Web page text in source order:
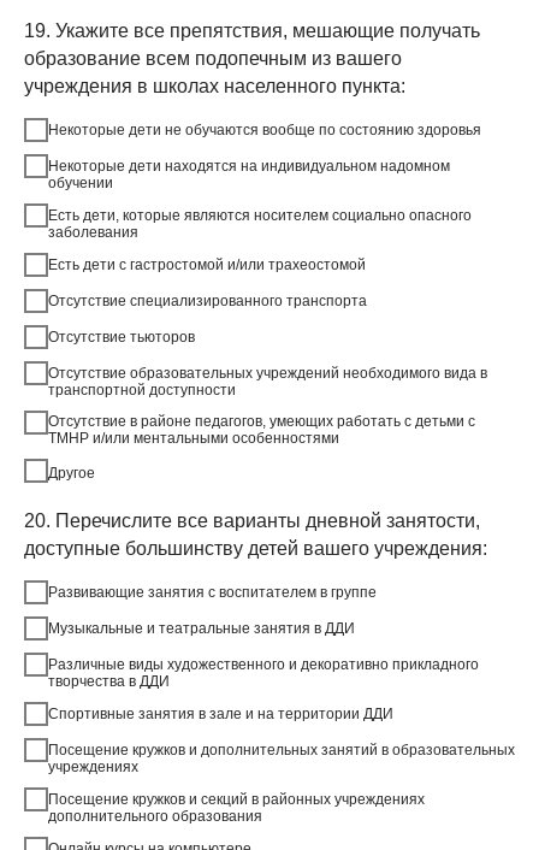
19. Укажите все препятствия, мешающие получать
образование всем подопечным из вашего
учреждения в школах населенного пункта:
Некоторые дети не обучаются вообще по состоянию здоровья
Некоторые дети находятся на индивидуальном надомном
обучении
Есть дети, которые являются носителем социально опасного
заболевания
Есть дети с гастростомой и/или трахеостомой
Отсутствие специализированного транспорта
Отсутствие тьюторов
Отсутствие образовательных учреждений необходимого вида в
транспортной доступности
Отсутствие в районе педагогов, умеющих работать с детьми с
ТМНР и/или ментальными особенностями
Другое
20. Перечислите все варианты дневной занятости,
доступные большинству детей вашего учреждения:
Развивающие занятия с воспитателем в группе
Музыкальные и театральные занятия в ДДИ
Различные виды художественного и декоративно прикладного
творчества в ДДИ
Спортивные занятия в зале и на территории ДДИ
Посещение кружков и дополнительных занятий в образовательных
учреждениях
Посещение кружков и секций в районных учреждениях
дополнительного образования